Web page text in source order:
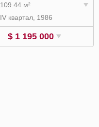
109.44 м²
IV квартал, 1986
$ 1 195 000